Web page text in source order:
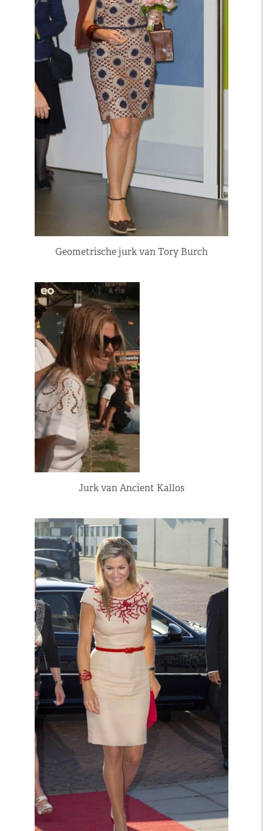
Geometrische jurk van Tory Burch
Jurk van Ancient Kallos